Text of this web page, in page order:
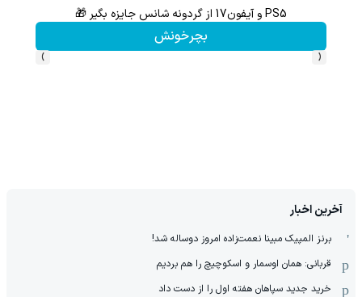
با خرید اول از گریم 200 سوت هدیه بگیر
کلیک کن!
‹
›
آخرین اخبار
برنز المپیک مبینا نعمت‌زاده امروز دوساله شد!
قربانی: همان اوسمار و اسکوچیچ را هم بردیم
خرید جدید سپاهان هفته اول را از دست داد